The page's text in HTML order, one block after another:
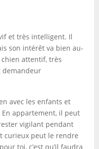
et très intelligent. Il
son intérêt va bien au-
chien attentif, très
demandeur
avec les enfants et
appartement, il peut
vigilant pendant
curieux peut le rendre
toi, c’est qu’il faudra